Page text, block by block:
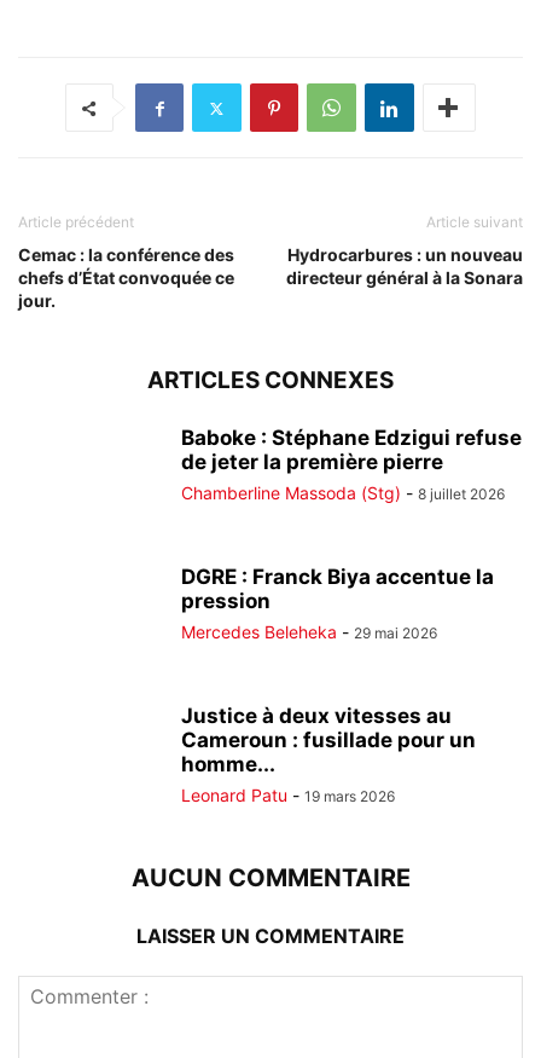
Article précédent
Cemac : la conférence des
chefs d’État convoquée ce
jour.
Article suivant
Hydrocarbures : un nouveau
directeur général à la Sonara
ARTICLES CONNEXES
Baboke : Stéphane Edzigui refuse
de jeter la première pierre
Chamberline Massoda (Stg) - 8 juillet 2026
DGRE : Franck Biya accentue la
pression
Mercedes Beleheka - 29 mai 2026
Justice à deux vitesses au
Cameroun : fusillade pour un
homme...
Leonard Patu - 19 mars 2026
AUCUN COMMENTAIRE
LAISSER UN COMMENTAIRE